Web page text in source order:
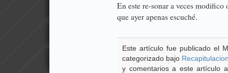
En este re-sonar a veces
que ayer apenas escuché.
Este artículo fue publicado el
categorizado bajo
y comentarios a este artículo